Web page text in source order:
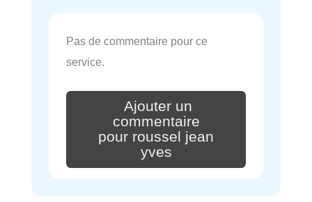
Pas de commentaire pour ce
service.
Ajouter un
commentaire
pour roussel jean
yves